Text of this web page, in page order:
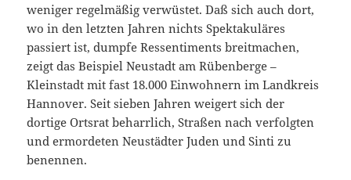
weniger regelmäßig verwüstet. Daß sich auch dort,
wo in den letzten Jahren nichts Spektakuläres
passiert ist, dumpfe Ressentiments breitmachen,
zeigt das Beispiel Neustadt am Rübenberge –
Kleinstadt mit fast 18.000 Einwohnern im Landkreis
Hannover. Seit sieben Jahren weigert sich der
dortige Ortsrat beharrlich, Straßen nach verfolgten
und ermordeten Neustädter Juden und Sinti zu
benennen.